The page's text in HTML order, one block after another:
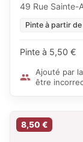
49 Rue Sainte-
Pinte à partir
Pinte à 5,50 €
Ajouté par
être
8,50 €